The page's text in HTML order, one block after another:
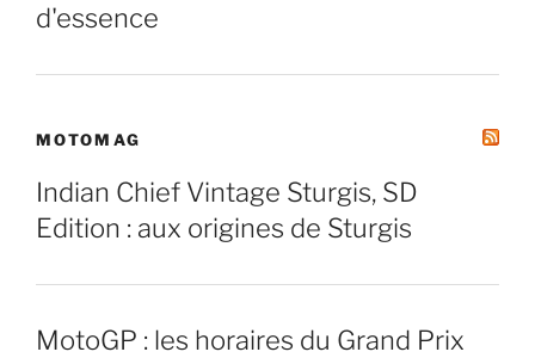
d'essence
MOTOMAG
Indian Chief Vintage Sturgis, SD
Edition : aux origines de Sturgis
MotoGP : les horaires du Grand Prix